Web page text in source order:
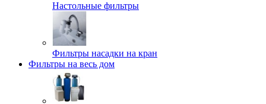
Настольные фильтры
Фильтры насадки на кран
Фильтры на весь дом